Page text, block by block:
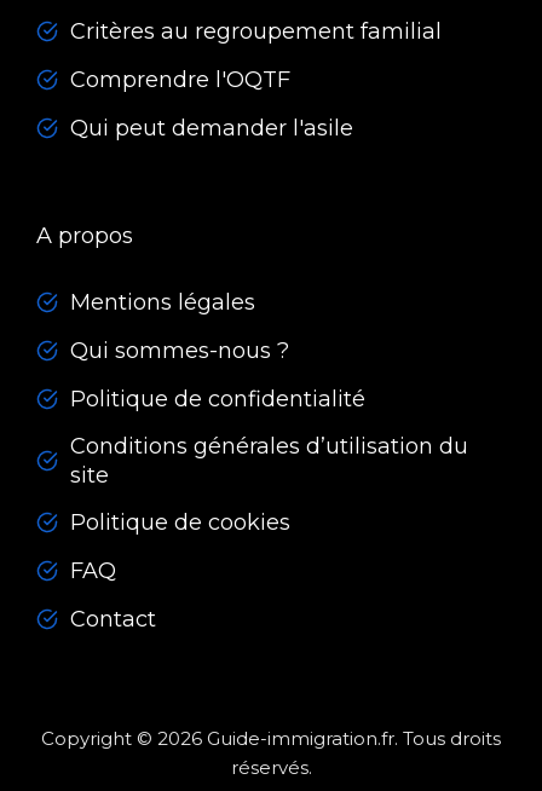
Critères au regroupement familial
Comprendre l'OQTF
Qui peut demander l'asile
A propos
Mentions légales
Qui sommes-nous ?
Politique de confidentialité
Conditions générales d’utilisation du
site
Politique de cookies
FAQ
Contact
Copyright © 2026 Guide-immigration.fr. Tous droits
réservés.